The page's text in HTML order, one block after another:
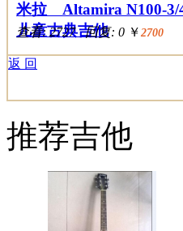
米拉 Altamira N100-3/
儿童古典吉他
查看: 2727 回复: 0 ￥ 2700
返 回
推荐吉他